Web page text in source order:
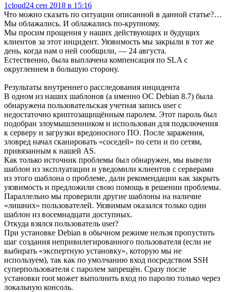
1cloud24 сен 2018 в 15:16
Что можно сказать по ситуации описанной в данной статье?…
Мы облажались. И облажались по-крупному.
Мы просим прощения у наших действующих и будущих
клиентов за этот инцидент. Уязвимость мы закрыли в тот же
день, когда нам о ней сообщили, — 24 августа.
Естественно, была выплачена компенсация по SLA с
округлением в большую сторону.
Результаты внутреннего расследования инцидента
В одном из наших шаблонов (а именно ОС Debian 8.7) была
обнаружена пользовательская учетная запись user с
недостаточно криптозащищённым паролем. Этот пароль был
подобран злоумышленником и использован для подключения
к серверу и загрузки вредоносного ПО. После заражения,
зловред начал сканировать «соседей» по сети и по сетям,
привязанным к нашей AS.
Как только источник проблемы был обнаружен, мы вывели
шаблон из эксплуатации и уведомили клиентов с серверами
из этого шаблона о проблеме, дали рекомендации как закрыть
уязвимость и предложили свою помощь в решении проблемы.
Параллельно мы проверили другие шаблоны на наличие
«лишних» пользователей. Уязвимым оказался только один
шаблон из восемнадцати доступных.
Откуда взялся пользователь user?
При установке Debian в обычном режиме нельзя пропустить
шаг создания непривилегированного пользователя (если не
выбирать «экспертную установку», которую мы не
используем), так как по умолчанию вход посредством SSH
суперпользователя с паролем запрещён. Сразу после
установки root может выполнить вход по паролю только через
локальную консоль.